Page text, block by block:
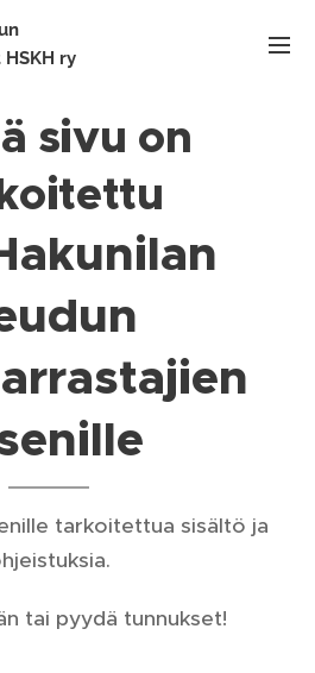
ry
sivu on
tarkoitettua sisältö ja
tai pyydä tunnukset!